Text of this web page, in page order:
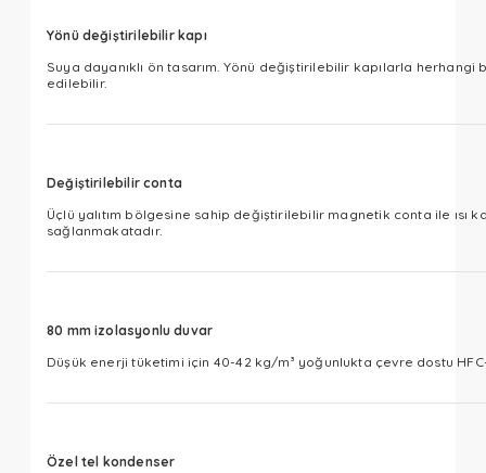
Yönü değiştirilebilir kapı
Suya dayanıklı ön tasarım. Yönü değiştirilebilir kapılarla
edilebilir.​​​​​​​​​​​​​​
Değiştirilebilir conta
Üçlü yalıtım bölgesine sahip değiştirilebilir magnetik conta ile ısı
sağlanmakatadır.​​​​​​​​​​​​​​
80 mm izolasyonlu duvar
Düşük enerji tüketimi için 40-42 kg/m³ yoğunlukta çevre dostu
Özel tel kondenser